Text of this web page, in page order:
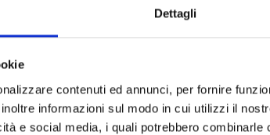
Dettagli
contenuti ed annunci, per fornire
informazioni sul modo in cui utilizzi il
e social media, i quali potrebbero